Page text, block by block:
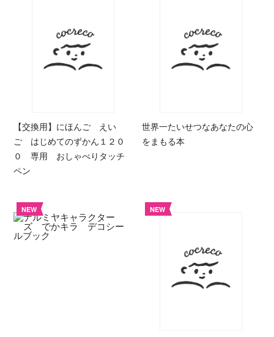
【交換用】にほんご えい
ご はじめてのずかん１２０
０ 専用 おしゃべりタッチ
ペン
世界一たいせつなあなたの心
をまもる本
NEW NEW